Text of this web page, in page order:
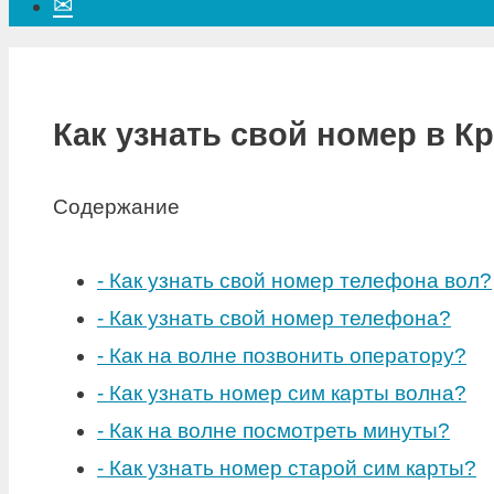
Как узнать свой номер в
Содержание
- Как узнать свой номер телефона вол?
- Как узнать свой номер телефона?
- Как на волне позвонить оператору?
- Как узнать номер сим карты волна?
- Как на волне посмотреть минуты?
- Как узнать номер старой сим карты?